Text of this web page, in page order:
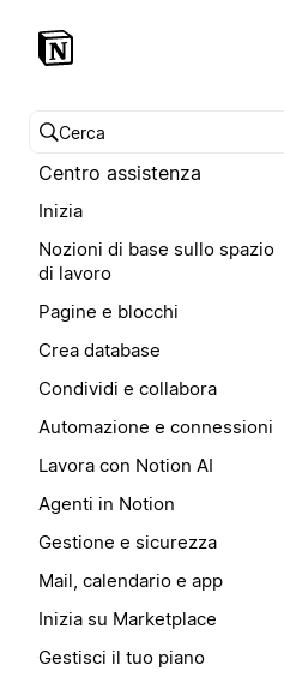
Cerca nel Centro assistenza
Centro assistenza
Inizia
Nozioni di base sullo spazio
di lavoro
Pagine e blocchi
Crea database
Condividi e collabora
Automazione e connessioni
Lavora con Notion AI
Agenti in Notion
Gestione e sicurezza
Mail, calendario e app
Inizia su Marketplace
Gestisci il tuo piano